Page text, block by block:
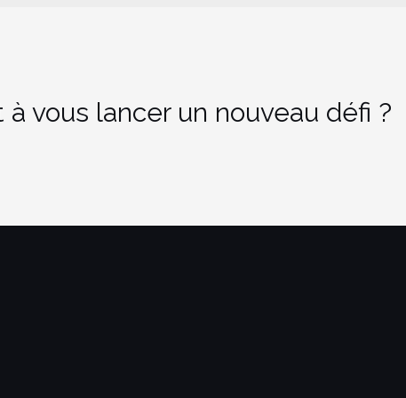
vous lancer un nouveau défi ?